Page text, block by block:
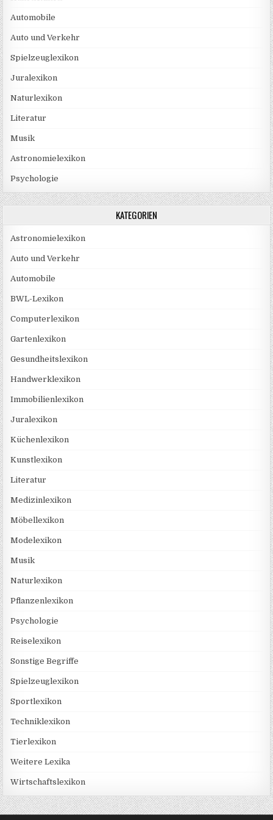
Automobile
Auto und Verkehr
Spielzeuglexikon
Juralexikon
Naturlexikon
Literatur
Musik
Astronomielexikon
Psychologie
KATEGORIEN
Astronomielexikon
Auto und Verkehr
Automobile
BWL-Lexikon
Computerlexikon
Gartenlexikon
Gesundheitslexikon
Handwerklexikon
Immobilienlexikon
Juralexikon
Küchenlexikon
Kunstlexikon
Literatur
Medizinlexikon
Möbellexikon
Modelexikon
Musik
Naturlexikon
Pflanzenlexikon
Psychologie
Reiselexikon
Sonstige Begriffe
Spielzeuglexikon
Sportlexikon
Techniklexikon
Tierlexikon
Weitere Lexika
Wirtschaftslexikon